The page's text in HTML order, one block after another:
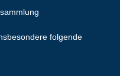
folgende